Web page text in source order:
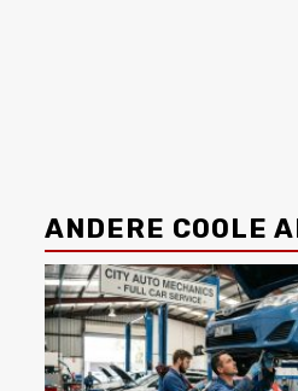
ANDERE COOLE